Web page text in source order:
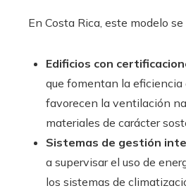
En Costa Rica, este modelo se
Edificios con
que fomentan la eficiencia
favorecen la ventilación
materiales de carácter
Sistemas de gestión
a supervisar el uso de
los sistemas de